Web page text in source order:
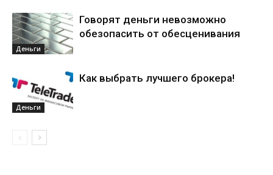
Деньги
Говорят деньги невозможно
обезопасить от обесценивания
Деньги
Как выбрать лучшего брокера!